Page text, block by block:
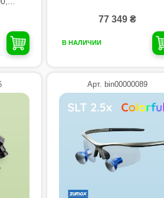
77 349 ₴
В НАЛИЧИИ
Арт. bin00000089